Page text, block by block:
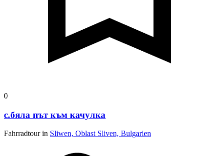
0
с.бяла път към качулка
Fahrradtour in Sliwen, Oblast Sliven, Bulgarien